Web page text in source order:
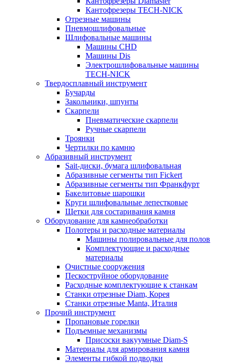
Кантофрезеры TECH-NICK
Отрезные машины
Пневмошлифовальные
Шлифовальные машины
Машины CHD
Машины Dis
Электрошлифовальные машины
TECH-NICK
Твердосплавный инструмент
Бучарды
Закольники, шпунты
Скарпели
Пневматические скарпели
Ручные скарпели
Троянки
Чертилки по камню
Абразивный инструмент
Sait-диски, бумага шлифовальная
Абразивные сегменты тип Fickert
Абразивные сегменты тип Франкфурт
Бакелитовые шарошки
Круги шлифовальные лепестковые
Щетки для состаривания камня
Оборудование для камнеобработки
Полотеры и расходные материалы
Машины полировальные для полов
Комплектующие и расходные
материалы
Очистные сооружения
Пескоструйное оборудование
Расходные комплектующие к станкам
Станки отрезные Diam, Корея
Станки отрезные Manta, Италия
Прочий инструмент
Пропановые горелки
Подъeмные механизмы
Присоски вакуумные Diam-S
Материалы для армирования камня
Элементы гибкой подводки